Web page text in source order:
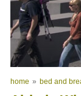
home » bed and